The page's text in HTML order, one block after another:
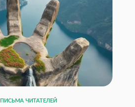
ПИСЬМА ЧИТАТЕЛЕЙ